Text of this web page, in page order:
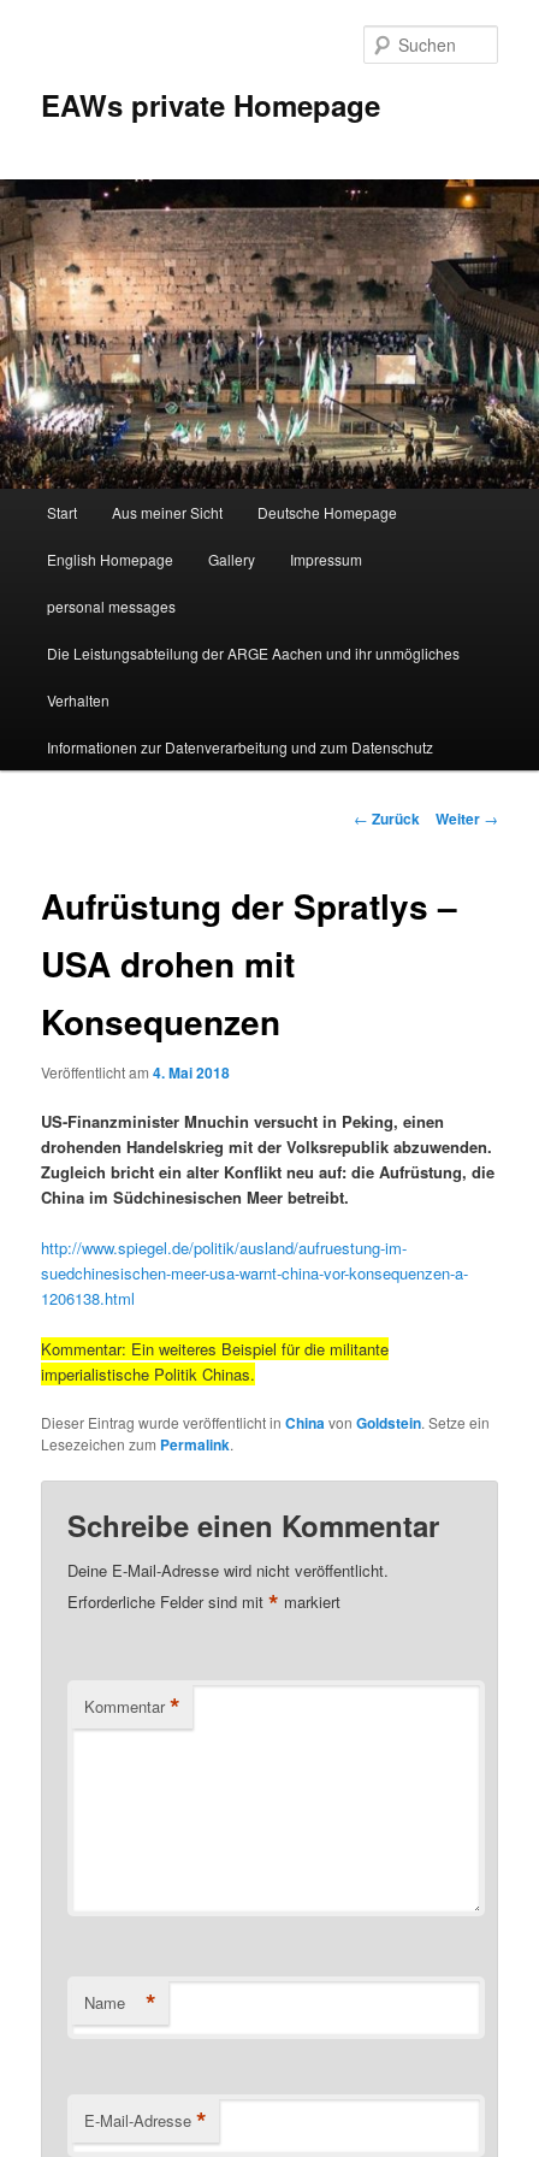
EAWs private Homepage
Start Aus meiner Sicht Deutsche Homepage
English Homepage Gallery Impressum
personal messages
Die Leistungsabteilung der ARGE Aachen und ihr unmögliches
Verhalten
Informationen zur Datenverarbeitung und zum Datenschutz
Beitragsnavigation
← Zurück Weiter →
Aufrüstung der Spratlys –
USA drohen mit
Konsequenzen
Veröffentlicht am4. Mai 2018
US-Finanzminister Mnuchin versucht in Peking, einen
drohenden Handelskrieg mit der Volksrepublik abzuwenden.
Zugleich bricht ein alter Konflikt neu auf: die Aufrüstung, die
China im Südchinesischen Meer betreibt.
http://www.spiegel.de/politik/ausland/aufruestung-im-
suedchinesischen-meer-usa-warnt-china-vor-konsequenzen-a-
1206138.html
Kommentar: Ein weiteres Beispiel für die militante
imperialistische Politik Chinas.
Dieser Eintrag wurde veröffentlicht inChinavonGoldstein. Setze ein
Lesezeichen zum Permalink.
Schreibe einen Kommentar
Deine E-Mail-Adresse wird nicht veröffentlicht.
Erforderliche Felder sind mit* markiert
Kommentar *
Name *
E-Mail-Adresse *